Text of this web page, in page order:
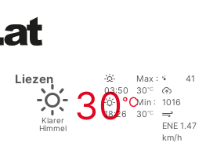
Liezen
Klarer
Himmel
30°C
03:50
18:26
Max :
30°C
Min :
30°C
41
1016
ENE 1.47
km/h